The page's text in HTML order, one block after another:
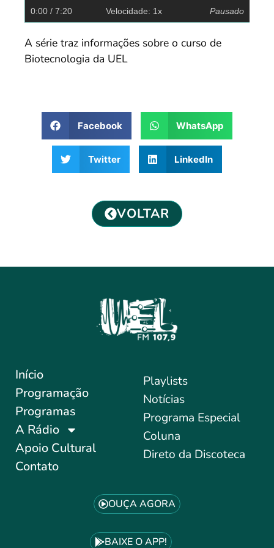
0:00 / 7:20 Velocidade: 1x Pausado
A série traz informações sobre o curso de
Biotecnologia da UEL
Facebook WhatsApp
Twitter LinkedIn
VOLTAR
Início
Programação
Programas
A Rádio
Apoio Cultural
Contato
Playlists
Notícias
Programa Especial
Coluna
Direto da Discoteca
OUÇA AGORA
BAIXE O APP!